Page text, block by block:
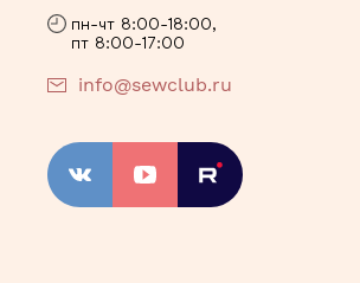
пн-чт 8:00-18:00,
пт 8:00-17:00
info@sewclub.ru